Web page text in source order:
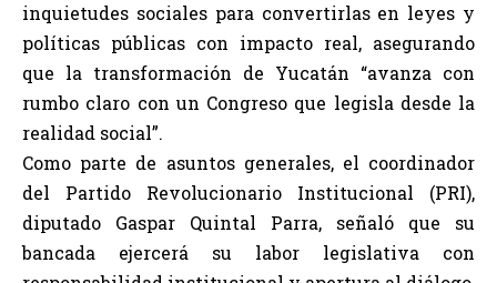
inquietudes sociales para convertirlas en leyes y
políticas públicas con impacto real, asegurando
que la transformación de Yucatán “avanza con
rumbo claro con un Congreso que legisla desde la
realidad social”.
Como parte de asuntos generales, el coordinador
del Partido Revolucionario Institucional (PRI),
diputado Gaspar Quintal Parra, señaló que su
bancada ejercerá su labor legislativa con